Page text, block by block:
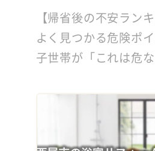
【帰省後の不安ラン
よく見つかる危険ポ
子世帯が「これは危